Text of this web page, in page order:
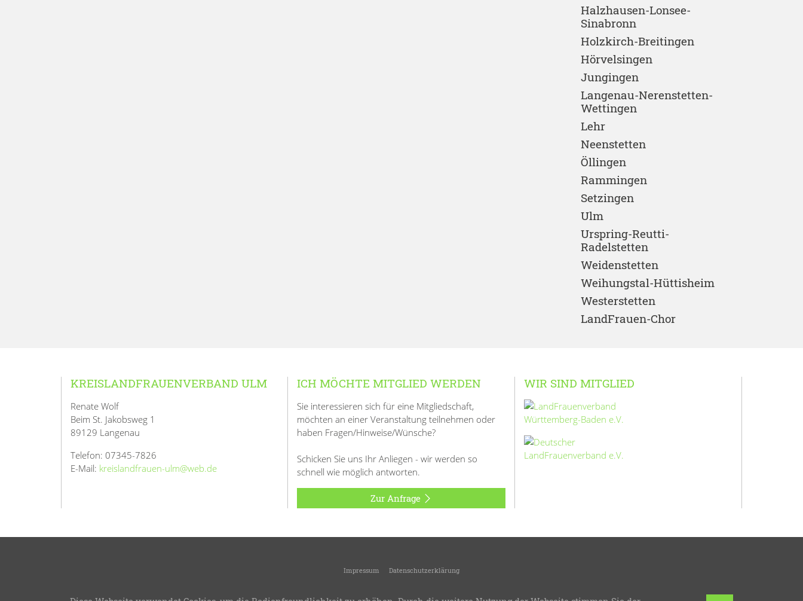
Halzhausen-Lonsee-
Sinabronn
Holzkirch-Breitingen
Hörvelsingen
Jungingen
Langenau-Nerenstetten-
Wettingen
Lehr
Neenstetten
Öllingen
Rammingen
Setzingen
Ulm
Urspring-Reutti-
Radelstetten
Weidenstetten
Weihungstal-Hüttisheim
Westerstetten
LandFrauen-Chor
KREISLANDFRAUENVERBAND ULM
Renate Wolf
Beim St. Jakobsweg 1
89129 Langenau
Telefon: 07345-7826
E-Mail: kreislandfrauen-ulm@web.de
ICH MÖCHTE MITGLIED WERDEN
Sie interessieren sich für eine Mitgliedschaft,
möchten an einer Veranstaltung teilnehmen oder
haben Fragen/Hinweise/Wünsche?
Schicken Sie uns Ihr Anliegen - wir werden so
schnell wie möglich antworten.
Zur Anfrage
WIR SIND MITGLIED
Impressum
Datenschutzerklärung